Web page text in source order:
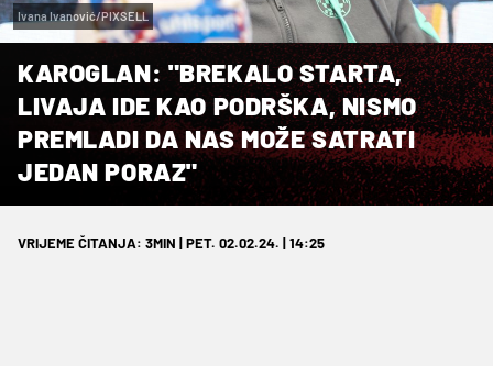
Ivana Ivanović/PIXSELL
KAROGLAN: "BREKALO STARTA,
LIVAJA IDE KAO PODRŠKA, NISMO
PREMLADI DA NAS MOŽE SATRATI
JEDAN PORAZ"
VRIJEME ČITANJA: 3MIN | PET. 02.02.24. | 14:25